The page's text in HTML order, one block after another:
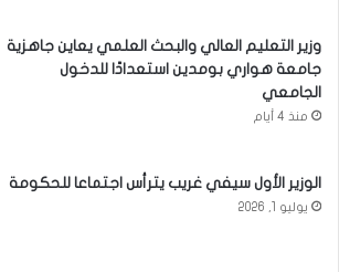
وزير التعليم العالي والبحث العلمي يعاين جاهزية
جامعة هواري بومدين استعدادًا للدخول
الجامعي
منذ 4 أيام
الوزير الأول سيفي غريب يترأس اجتماعا للحكومة
يوليو 1, 2026